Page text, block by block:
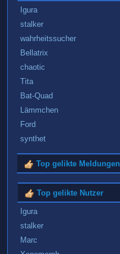
Igura
stalker
wahrheitssucher
Bellatrix
chaotic
Tita
Bat-Quad
Lämmchen
Ford
synthet
Top gelikte Meldungen
Top gelikte Nutzer
Igura
stalker
Marc